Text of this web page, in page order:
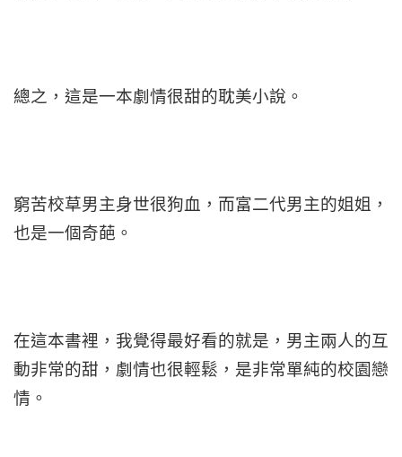
總之，這是一本劇情很甜的耽美小說。
窮苦校草男主身世很狗血，而富二代男主的姐姐，
也是一個奇葩。
在這本書裡，我覺得最好看的就是，男主兩人的互
動非常的甜，劇情也很輕鬆，是非常單純的校園戀
情。